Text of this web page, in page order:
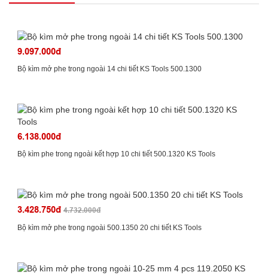
9.097.000đ
Bộ kìm mở phe trong ngoài 14 chi tiết KS Tools 500.1300
6.138.000đ
Bộ kìm phe trong ngoài kết hợp 10 chi tiết 500.1320 KS Tools
3.428.750đ 4.732.000đ
Bộ kìm mở phe trong ngoài 500.1350 20 chi tiết KS Tools